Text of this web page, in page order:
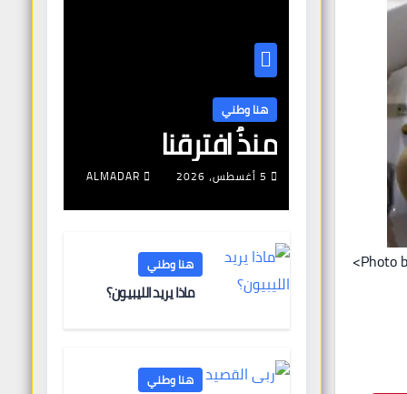
Photo
هنا وطني
منذُ افترقنا
5 أغسطس، 2026 ALMADAR
هنا وطني
ماذا يريد الليبيون؟
هنا وطني